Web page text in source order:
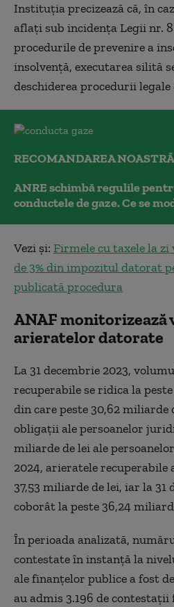
Instituţia precizează că, în
aflaţi sub incidenţa Legii nr.
procedurile de prevenire a
insolvenţă, executarea silită
deschiderea procedurii legale
RECOMANDAREA NOASTRĂ
ANRE schimbă regulile
conductele de gaze. Ce se
Vezi și: Firmele cu taxele la
de 3% din impozitul datorat
publicată procedura
ANAF monitorizează
arieratelor datorate
La 31 decembrie 2023,
recuperabile se ridica la
din care peste 30,62 miliarde
obligaţii ale persoanelor
miliarde de lei ale
2024, arieratele recuperabile
37,53 miliarde de lei, iar la 31
coborât la peste 36,24
În perioada analizată,
contestate în instanţă la
ale finanţelor publice a fost
au admis 3.196 de